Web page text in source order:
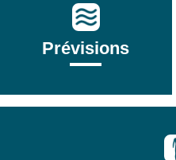
Prévisions